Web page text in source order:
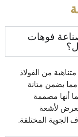
فوهات
من الفولاذ
مما يضمن متانة
أنها مصممة
لأشعة
المختلفة.